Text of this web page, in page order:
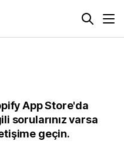
App Store'da
sorularınız varsa
geçin.